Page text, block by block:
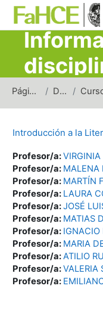
Ir para o conteúdo
Página principal Disciplinas
Introducción a la
Profesor/a:
Profesor/a: MALENA
Profesor/a: MARTÍN
Profesor/a: LAURA
Profesor/a:JOSÉ
Profesor/a: MATIAS
Profesor/a: IGNACIO
Profesor/a: MARIA
Profesor/a:ATILIO
Profesor/a:VALERIA
Profesor/a: